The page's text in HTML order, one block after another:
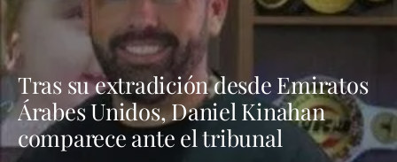
Tras su extradición desde Emiratos
Árabes Unidos, Daniel Kinahan
comparece ante el tribunal